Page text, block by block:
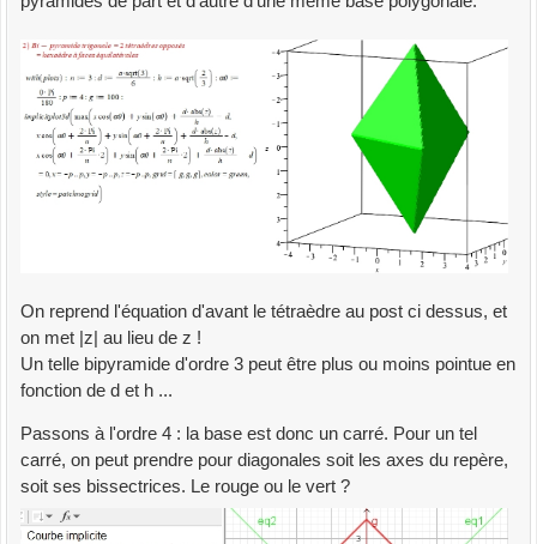
On reprend l'équation d'avant le tétraèdre au post ci dessus, et
on met |z| au lieu de z !
Un telle bipyramide d'ordre 3 peut être plus ou moins pointue en
fonction de d et h ...
Passons à l'ordre 4 : la base est donc un carré. Pour un tel
carré, on peut prendre pour diagonales soit les axes du repère,
soit ses bissectrices. Le rouge ou le vert ?